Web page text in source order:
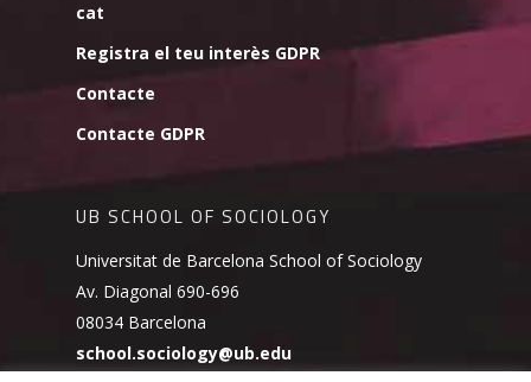
cat
Registra el teu interès GDPR
Contacte
Contacte GDPR
UB SCHOOL OF SOCIOLOGY
Universitat de Barcelona School of Sociology
Av. Diagonal 690-696
08034 Barcelona
school.sociology@ub.edu